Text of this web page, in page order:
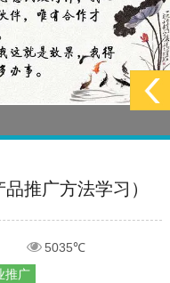
更多 >
更多 >
更多 >
推广方法学习）
5035℃
推广